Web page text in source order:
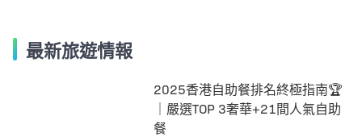
最新旅遊情報
2025香港自助餐排名終極指南🏆
｜嚴選TOP 3奢華+21間人氣自助
餐